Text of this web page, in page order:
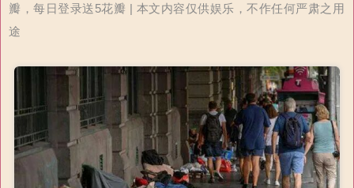
瓣，每日登录送5花瓣 | 本文内容仅供娱乐，不作任何严肃之用
途